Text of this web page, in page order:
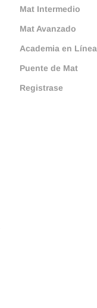
Mat Intermedio
Mat Avanzado
Academia en Línea
Puente de Mat
Registrase